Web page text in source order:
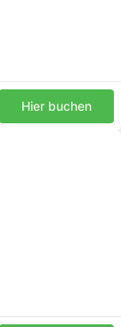
Hier buchen